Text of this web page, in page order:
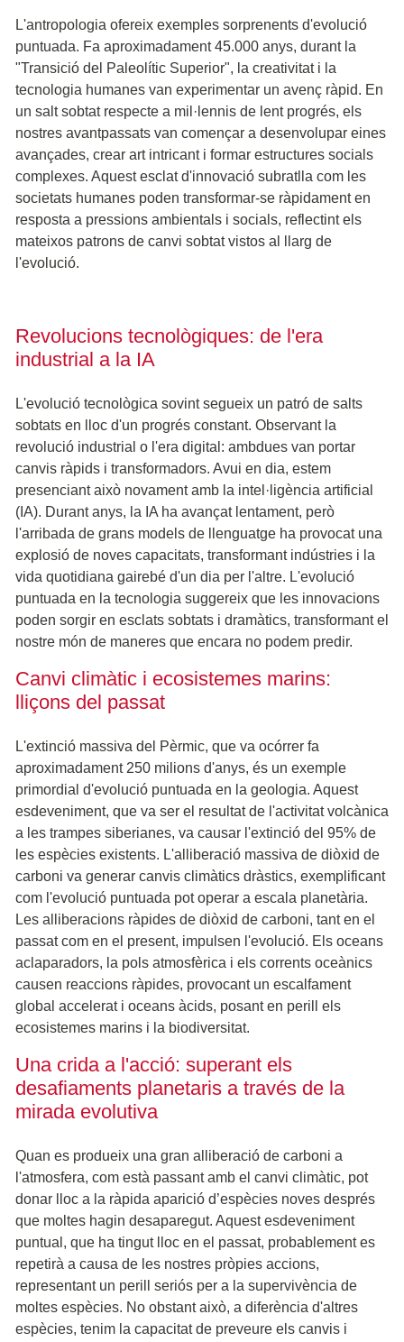
L'antropologia ofereix exemples sorprenents d'evolució
puntuada. Fa aproximadament 45.000 anys, durant la
"Transició del Paleolític Superior", la creativitat i la
tecnologia humanes van experimentar un avenç ràpid. En
un salt sobtat respecte a mil·lennis de lent progrés, els
nostres avantpassats van començar a desenvolupar eines
avançades, crear art intricant i formar estructures socials
complexes. Aquest esclat d'innovació subratlla com les
societats humanes poden transformar-se ràpidament en
resposta a pressions ambientals i socials, reflectint els
mateixos patrons de canvi sobtat vistos al llarg de
l'evolució.
Revolucions tecnològiques: de l'era
industrial a la IA
L'evolució tecnològica sovint segueix un patró de salts
sobtats en lloc d'un progrés constant. Observant la
revolució industrial o l'era digital: ambdues van portar
canvis ràpids i transformadors. Avui en dia, estem
presenciant això novament amb la intel·ligència artificial
(IA). Durant anys, la IA ha avançat lentament, però
l'arribada de grans models de llenguatge ha provocat una
explosió de noves capacitats, transformant indústries i la
vida quotidiana gairebé d'un dia per l'altre. L'evolució
puntuada en la tecnologia suggereix que les innovacions
poden sorgir en esclats sobtats i dramàtics, transformant el
nostre món de maneres que encara no podem predir.
Canvi climàtic i ecosistemes marins:
lliçons del passat
L'extinció massiva del Pèrmic, que va ocórrer fa
aproximadament 250 milions d'anys, és un exemple
primordial d'evolució puntuada en la geologia. Aquest
esdeveniment, que va ser el resultat de l'activitat volcànica
a les trampes siberianes, va causar l'extinció del 95% de
les espècies existents. L'alliberació massiva de diòxid de
carboni va generar canvis climàtics dràstics, exemplificant
com l'evolució puntuada pot operar a escala planetària.
Les alliberacions ràpides de diòxid de carboni, tant en el
passat com en el present, impulsen l'evolució. Els oceans
aclaparadors, la pols atmosfèrica i els corrents oceànics
causen reaccions ràpides, provocant un escalfament
global accelerat i oceans àcids, posant en perill els
ecosistemes marins i la biodiversitat.
Una crida a l'acció: superant els
desafiaments planetaris a través de la
mirada evolutiva
Quan es produeix una gran alliberació de carboni a
l'atmosfera, com està passant amb el canvi climàtic, pot
donar lloc a la ràpida aparició d’espècies noves després
que moltes hagin desaparegut. Aquest esdeveniment
puntual, que ha tingut lloc en el passat, probablement es
repetirà a causa de les nostres pròpies accions,
representant un perill seriós per a la supervivència de
moltes espècies. No obstant això, a diferència d'altres
espècies, tenim la capacitat de preveure els canvis i